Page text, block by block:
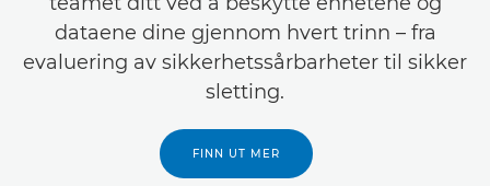
dataene dine gjennom hvert trinn – fra
evaluering av sikkerhetssårbarheter til sikker
sletting.
FINN UT MER